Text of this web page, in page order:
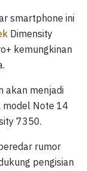
smartphone ini
Dimensity
kemungkinan
akan menjadi
model Note 14
7350.
rumor
pengisian